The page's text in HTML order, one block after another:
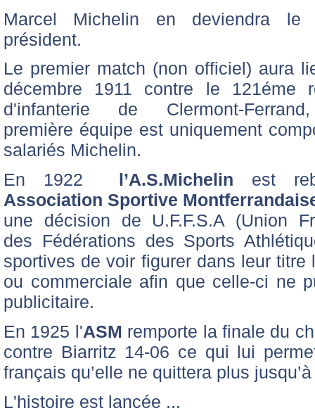
Marcel Michelin en deviendra le
président.
Le premier match (non officiel) aura
décembre 1911 contre le 121éme
d'infanterie de Clermont-
première équipe est uniquement
salariés Michelin.
En 1922 l’A.S.Michelin est
Association Sportive
une décision de U.F.F.S.A (Union
des Fédérations des Sports
sportives de voir figurer dans leur titre
ou commerciale afin que celle-ci ne
publicitaire.
En 1925 l'ASM remporte la finale du
contre Biarritz 14-06 ce qui lui
français qu’elle ne quittera plus
L'histoire est lancée ...